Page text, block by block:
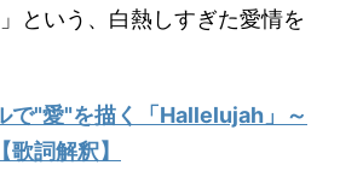
という、白熱しすぎた愛情を
で"愛"を描く「Hallelujah」～
詞解釈】